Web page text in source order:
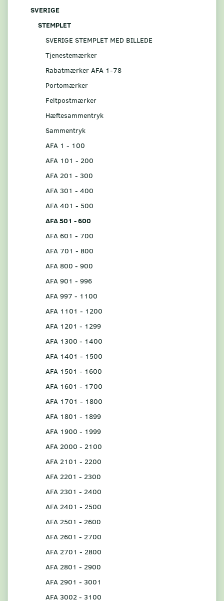
SVERIGE
STEMPLET
SVERIGE STEMPLET MED BILLEDE
Tjenestemærker
Rabatmærker AFA 1-78
Portomærker
Feltpostmærker
Hæftesammentryk
Sammentryk
AFA 1 - 100
AFA 101 - 200
AFA 201 - 300
AFA 301 - 400
AFA 401 - 500
AFA 501 - 600
AFA 601 - 700
AFA 701 - 800
AFA 800 - 900
AFA 901 - 996
AFA 997 - 1100
AFA 1101 - 1200
AFA 1201 - 1299
AFA 1300 - 1400
AFA 1401 - 1500
AFA 1501 - 1600
AFA 1601 - 1700
AFA 1701 - 1800
AFA 1801 - 1899
AFA 1900 - 1999
AFA 2000 - 2100
AFA 2101 - 2200
AFA 2201 - 2300
AFA 2301 - 2400
AFA 2401 - 2500
AFA 2501 - 2600
AFA 2601 - 2700
AFA 2701 - 2800
AFA 2801 - 2900
AFA 2901 - 3001
AFA 3002 - 3100